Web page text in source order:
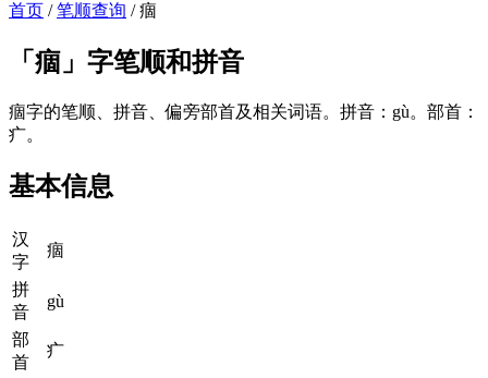
首页 / 笔顺查询 / 痼
「 痼 」字笔顺和拼音
痼字的笔顺、拼音、偏旁部首及相关词语。拼音：gù。部首：
疒。
基本信息
汉
字
痼
拼
音
gù
部
首
疒